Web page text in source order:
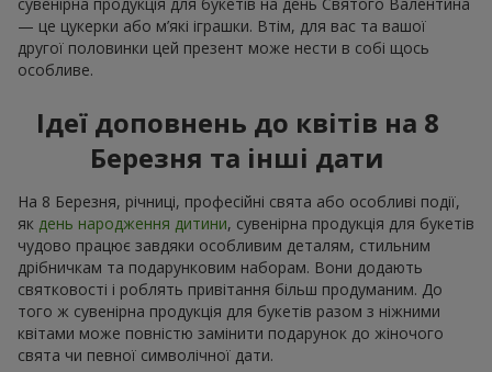
— це цукерки або м’які іграшки. Втім, для вас та вашої
другої половинки цей презент може нести в собі щось
особливе.
Ідеї доповнень до квітів на 8
Березня та інші дати
На 8 Березня, річниці, професійні свята або особливі події,
як день народження дитини, сувенірна продукція для букетів
чудово працює завдяки особливим деталям, стильним
дрібничкам та подарунковим наборам. Вони додають
святковості і роблять привітання більш продуманим. До
того ж сувенірна продукція для букетів разом з ніжними
квітами може повністю замінити подарунок до жіночого
свята чи певної символічної дати.